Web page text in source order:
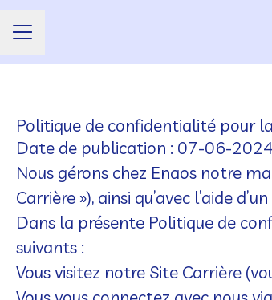
Menu carrière
Politique de confidentialité pour
Date de publication : 07-06-2024
Nous gérons chez Enaos notre
Carrière »), ainsi qu’avec l’aide
Dans la présente Politique de
suivants :
Vous visitez notre Site Carrière